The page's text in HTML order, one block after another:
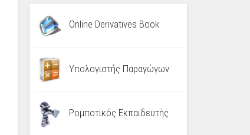
Online Derivatives Book
Υπολογιστής Παραγώγων
Ρομποτικός Εκπαιδευτής